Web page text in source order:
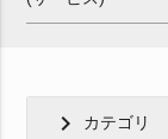
chevron_right カテゴリ